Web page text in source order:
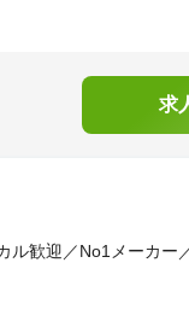
求
ル歓迎／No1メーカー